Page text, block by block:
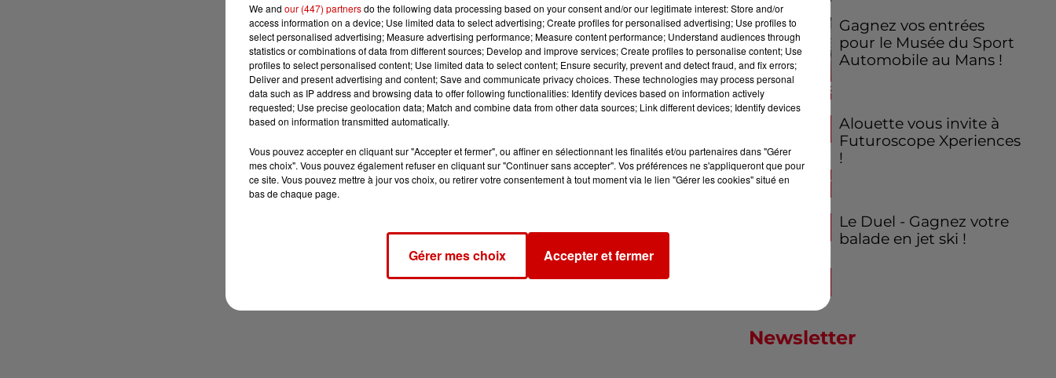
Gagnez vos entrées
pour le Musée du Sport
Automobile au Mans !
Alouette vous invite à
Futuroscope Xperiences
!
Le Duel - Gagnez votre
balade en jet ski !
Newsletter
We and our (447) partnersdo the following data processing based on your consent and/or our legitimate interest: Store and/or
access information on a device; Use limited data to select advertising; Create profiles for personalised advertising; Use profiles to
select personalised advertising; Measure advertising performance; Measure content performance; Understand audiences through
statistics or combinations of data from different sources; Develop and improve services; Create profiles to personalise content; Use
profiles to select personalised content; Use limited data to select content; Ensure security, prevent and detect fraud, and fix errors;
Deliver and present advertising and content; Save and communicate privacy choices. These technologies may process personal
data such as IP address and browsing data to offer following functionalities: Identify devices based on information actively
requested; Use precise geolocation data; Match and combine data from other data sources; Link different devices; Identify devices
based on information transmitted automatically.
Vous pouvez accepter en cliquant sur "Accepter et fermer", ou affiner en sélectionnant les finalités et/ou partenaires dans "Gérer
mes choix". Vous pouvez également refuser en cliquant sur "Continuer sans accepter". Vos préférences ne s'appliqueront que pour
ce site. Vous pouvez mettre à jour vos choix, ou retirer votre consentement à tout moment via le lien "Gérer les cookies" situé en
bas de chaque page.
Gérer mes choix Accepter et fermer